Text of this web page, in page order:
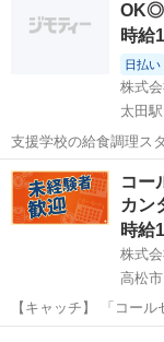
ルに合わせたお仕事を
OK◎
時給
日払い
株式
太田駅
支援学校の給食調理ス
食が500食程度となっています。 無資格の方で
(*^^*) 学校給食や病院厨
提供のお仕事 ...
香川 太田駅
コー
カン
時給
株式
高松市
【キャッチ】 「コー
OK！週3日～OK！車・自転車通勤OK 【コ